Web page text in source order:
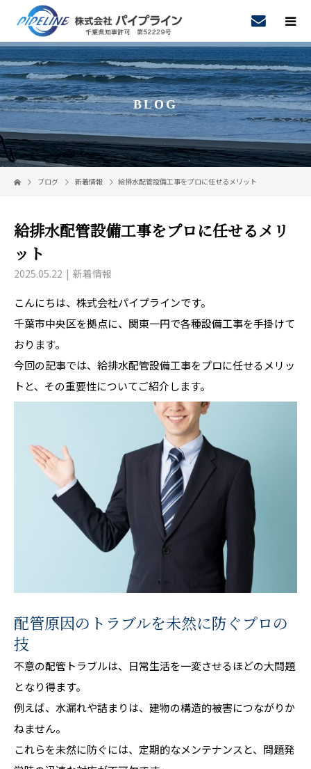
BLOG
ブログ 新着情報 給排水配管設備工事をプロに任せるメリット
給排水配管設備工事をプロに任せるメリ
ット
2025.05.22 新着情報
こんにちは、株式会社パイプラインです。
千葉市中央区を拠点に、関東一円で各種設備工事を手掛けて
おります。
今回の記事では、給排水配管設備工事をプロに任せるメリッ
トと、その重要性についてご紹介します。
配管原因のトラブルを未然に防ぐプロの
技
不意の配管トラブルは、日常生活を一変させるほどの大問題
となり得ます。
例えば、水漏れや詰まりは、建物の構造的被害につながりか
ねません。
これらを未然に防ぐには、定期的なメンテナンスと、問題発